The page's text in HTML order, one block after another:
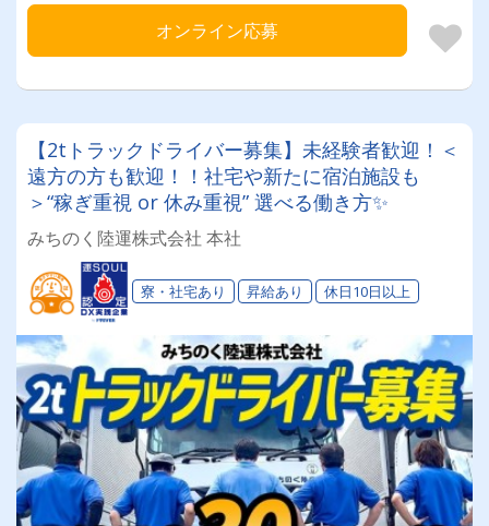
オンライン応募
【2tトラックドライバー募集】未経験者歓迎！＜
遠方の方も歓迎！！社宅や新たに宿泊施設も
＞“稼ぎ重視 or 休み重視” 選べる働き方✨
みちのく陸運株式会社 本社
寮・社宅あり 昇給あり 休日10日以上